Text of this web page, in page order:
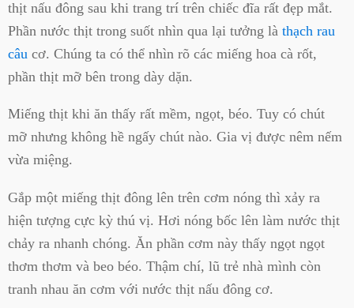
thịt nấu đông sau khi trang trí trên chiếc đĩa rất đẹp mắt.
Phần nước thịt trong suốt nhìn qua lại tưởng là thạch rau
câu cơ. Chúng ta có thể nhìn rõ các miếng hoa cà rốt,
phần thịt mỡ bên trong dày dặn.
Miếng thịt khi ăn thấy rất mềm, ngọt, béo. Tuy có chút
mỡ nhưng không hề ngấy chút nào. Gia vị được nêm nếm
vừa miệng.
Gắp một miếng thịt đông lên trên cơm nóng thì xảy ra
hiện tượng cực kỳ thú vị. Hơi nóng bốc lên làm nước thịt
chảy ra nhanh chóng. Ăn phần cơm này thấy ngọt ngọt
thơm thơm và beo béo. Thậm chí, lũ trẻ nhà mình còn
tranh nhau ăn cơm với nước thịt nấu đông cơ.